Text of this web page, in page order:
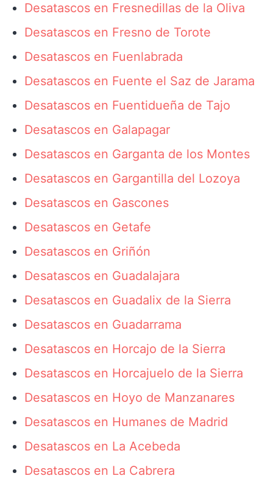
Desatascos en Fresnedillas de la Oliva
Desatascos en Fresno de Torote
Desatascos en Fuenlabrada
Desatascos en Fuente el Saz de Jarama
Desatascos en Fuentidueña de Tajo
Desatascos en Galapagar
Desatascos en Garganta de los Montes
Desatascos en Gargantilla del Lozoya
Desatascos en Gascones
Desatascos en Getafe
Desatascos en Griñón
Desatascos en Guadalajara
Desatascos en Guadalix de la Sierra
Desatascos en Guadarrama
Desatascos en Horcajo de la Sierra
Desatascos en Horcajuelo de la Sierra
Desatascos en Hoyo de Manzanares
Desatascos en Humanes de Madrid
Desatascos en La Acebeda
Desatascos en La Cabrera